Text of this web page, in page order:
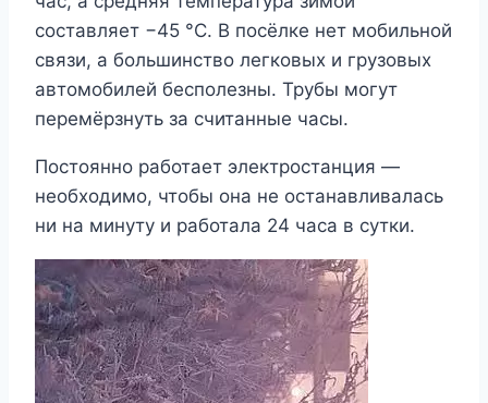
составляет −45 °C. В посёлке нет мобильной
связи, а большинство легковых и грузовых
автомобилей бесполезны. Трубы могут
перемёрзнуть за считанные часы.
Постоянно работает электростанция —
необходимо, чтобы она не останавливалась
ни на минуту и работала 24 часа в сутки.